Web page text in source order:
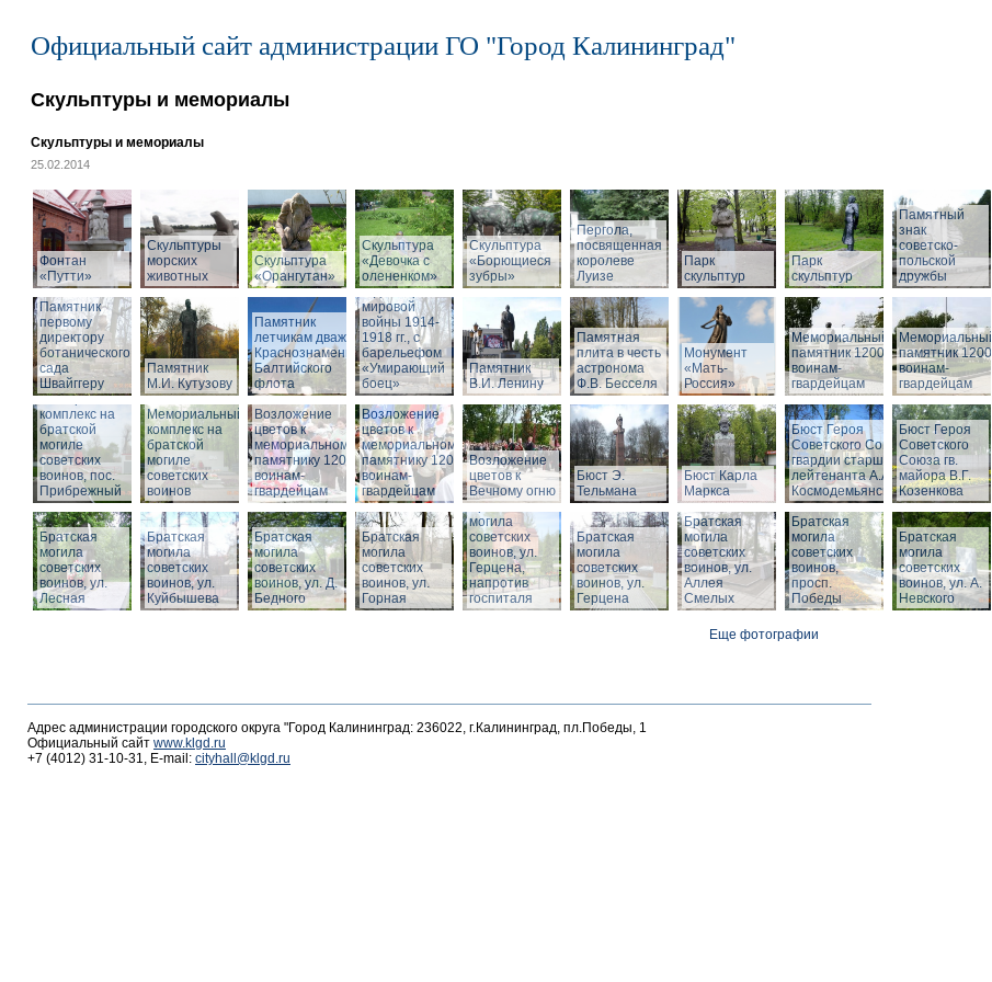
Официальный сайт администрации ГО "Город Калининград"
Скульптуры и мемориалы
Скульптуры и мемориалы
25.02.2014
Фонтан
«Путти»
Скульптуры
морских
животных
Скульптура
«Орангутан»
Скульптура
«Девочка с
олененком»
Скульптура
«Борющиеся
зубры»
Пергола,
посвященная
королеве
Луизе
Парк
скульптур
Парк
скульптур
Памятный
знак
советско-
польской
дружбы
Памятник
первому
директору
ботанического
сада
Швайггеру
Памятник
М.И. Кутузову
Памятник
летчикам дважды
Краснознаменного
Балтийского
флота
Памятник
воинам,
погибшим в
годы Первой
мировой
войны 1914-
1918 гг., с
барельефом
«Умирающий
боец»
Памятник
В.И. Ленину
Памятная
плита в честь
астронома
Ф.В. Бесселя
Монумент
«Мать-
Россия»
Мемориальный
памятник 1200
воинам-
гвардейцам
Мемориальный
памятник 1200
воинам-
гвардейцам
Мемориальный
комплекс на
братской
могиле
советских
воинов, пос.
Прибрежный
Мемориальный
комплекс на
братской
могиле
советских
воинов
Возложение
цветов к
мемориальному
памятнику 1200
воинам-
гвардейцам
Возложение
цветов к
мемориальному
памятнику 1200
воинам-
гвардейцам
Возложение
цветов к
Вечному огню
Бюст Э.
Тельмана
Бюст Карла
Маркса
Бюст Героя
Советского Союза
гвардии старшего
лейтенанта А.А.
Космодемьянского
Бюст Героя
Советского
Союза гв.
майора В.Г.
Козенкова
Братская
могила
советских
воинов, ул.
Лесная
Братская
могила
советских
воинов, ул.
Куйбышева
Братская
могила
советских
воинов, ул. Д.
Бедного
Братская
могила
советских
воинов, ул.
Горная
Братская
могила
советских
воинов, ул.
Герцена,
напротив
госпиталя
Братская
могила
советских
воинов, ул.
Герцена
Братская
могила
советских
воинов, ул.
Аллея
Смелых
Братская
могила
советских
воинов,
просп.
Победы
Братская
могила
советских
воинов, ул. А.
Невского
Еще фотографии
Адрес администрации городского округа "Город Калининград: 236022, г.Калининград, пл.Победы, 1
Официальный сайт www.klgd.ru
+7 (4012) 31-10-31, E-mail: cityhall@klgd.ru